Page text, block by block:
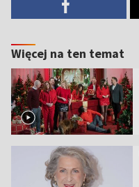
Więcej na ten temat